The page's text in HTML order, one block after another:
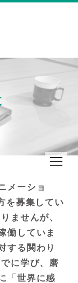
メーショ
を募集してい
ませんが、
働していま
する関わり
に学び、磨
「世界に感